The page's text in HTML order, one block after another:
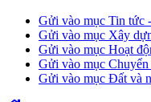
Gửi vào mục Tin tức
Gửi vào mục Xây
Gửi vào mục Hoạt
Gửi vào mục Chuyển
Gửi vào mục Đất và